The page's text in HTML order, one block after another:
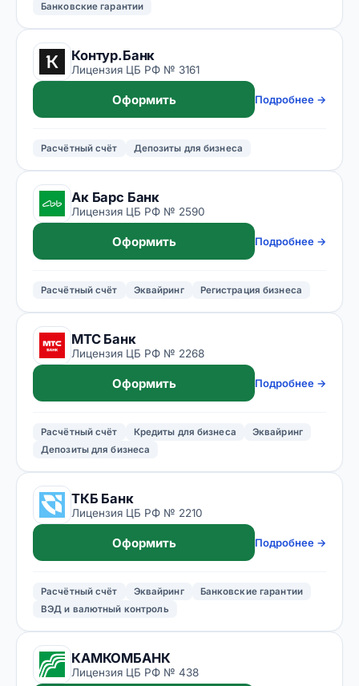
Банковские гарантии
Контур.Банк
Лицензия ЦБ РФ № 3161
Оформить Подробнее →
Расчётный счёт Депозиты для бизнеса
Ак Барс Банк
Лицензия ЦБ РФ № 2590
Оформить Подробнее →
Расчётный счёт Эквайринг Регистрация бизнеса
МТС Банк
Лицензия ЦБ РФ № 2268
Оформить Подробнее →
Расчётный счёт Кредиты для бизнеса
Эквайринг
Депозиты для бизнеса
ТКБ Банк
Лицензия ЦБ РФ № 2210
Оформить Подробнее →
Расчётный счёт Эквайринг
Банковские гарантии
ВЭД и валютный контроль
КАМКОМБАНК
Лицензия ЦБ РФ № 438